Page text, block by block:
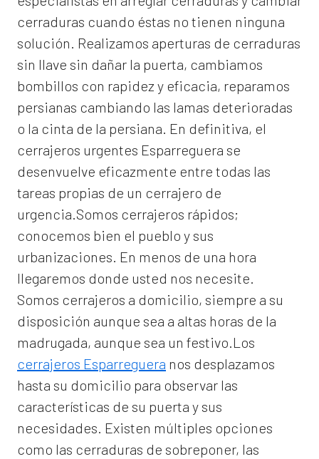
cerraduras cuando éstas no tienen ninguna
solución. Realizamos aperturas de cerraduras
sin llave sin dañar la puerta, cambiamos
bombillos con rapidez y eficacia, reparamos
persianas cambiando las lamas deterioradas
o la cinta de la persiana. En definitiva, el
cerrajeros urgentes Esparreguera se
desenvuelve eficazmente entre todas las
tareas propias de un cerrajero de
urgencia.Somos cerrajeros rápidos;
conocemos bien el pueblo y sus
urbanizaciones. En menos de una hora
llegaremos donde usted nos necesite.
Somos cerrajeros a domicilio, siempre a su
disposición aunque sea a altas horas de la
madrugada, aunque sea un festivo.Los
cerrajeros Esparreguera nos desplazamos
hasta su domicilio para observar las
características de su puerta y sus
necesidades. Existen múltiples opciones
como las cerraduras de sobreponer, las